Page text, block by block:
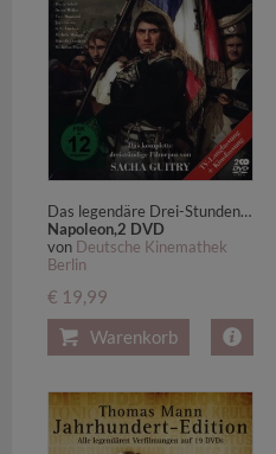
Das legendäre Drei-Stunden-Epos, TV-Langfassung + Kinofassung
Napoleon,2 DVD
von Deutsche Kinemathek
Berlin
€ 19,99
Warenkorb